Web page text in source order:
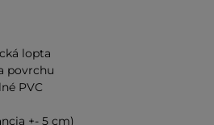
lopta
povrchu
PVC
+- 5 cm)